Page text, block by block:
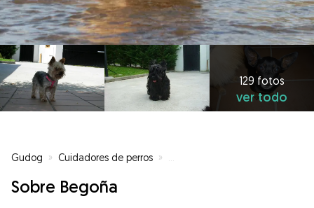
129 fotos
ver todo
Gudog » Cuidadores de perros »
Sobre Begoña